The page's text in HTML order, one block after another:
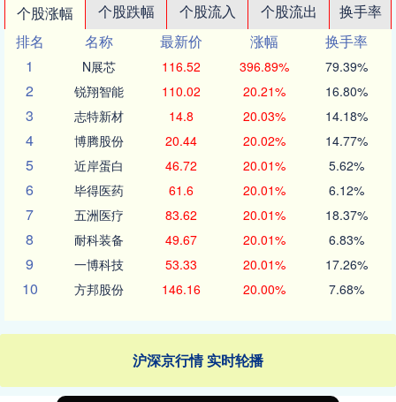
个股涨幅 个股跌幅 个股流入 个股流出
换手率
排名
名称 最新价 涨幅
换手率
1
N展芯 116.52 396.89% 79.39%
2 锐翔智能 110.02 20.21% 16.80%
3 志特新材 14.8 20.03% 14.18%
4 博腾股份 20.44 20.02% 14.77%
5 近岸蛋白 46.72 20.01% 5.62%
6 毕得医药 61.6 20.01% 6.12%
7 五洲医疗 83.62 20.01% 18.37%
8 耐科装备 49.67 20.01% 6.83%
9 一博科技 53.33 20.01% 17.26%
10 方邦股份 146.16 20.00% 7.68%
沪深京行情 实时轮播